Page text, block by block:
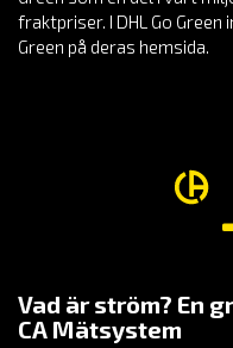
fraktpriser. I DHL Go Green
Green på deras hemsida.
Vad är ström? En
CA Mätsystem